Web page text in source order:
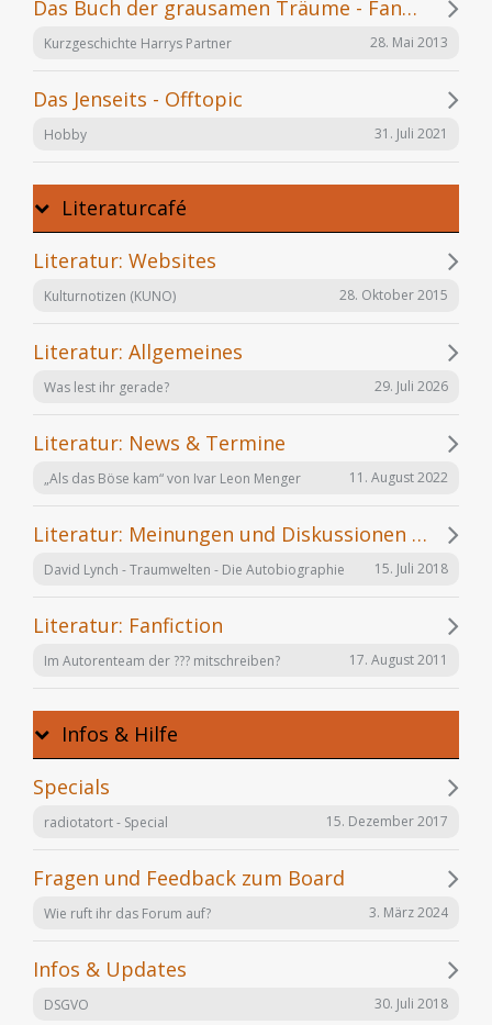
Das Buch der grausamen Träume - Fanfiction
Kurzgeschichte Harrys Partner 28. Mai 2013
Das Jenseits - Offtopic
Hobby 31. Juli 2021
Literaturcafé
Literatur: Websites
Kulturnotizen (KUNO) 28. Oktober 2015
Literatur: Allgemeines
Was lest ihr gerade? 29. Juli 2026
Literatur: News & Termine
„Als das Böse kam“ von Ivar Leon Menger 11. August 2022
Literatur: Meinungen und Diskussionen zu einzelnen Büchern
David Lynch - Traumwelten - Die Autobiographie 15. Juli 2018
Literatur: Fanfiction
Im Autorenteam der ??? mitschreiben? 17. August 2011
Infos & Hilfe
Specials
radiotatort - Special 15. Dezember 2017
Fragen und Feedback zum Board
Wie ruft ihr das Forum auf? 3. März 2024
Infos & Updates
DSGVO 30. Juli 2018